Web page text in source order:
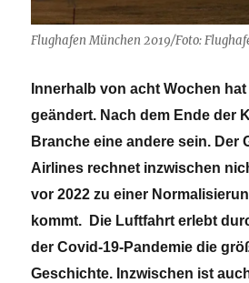
Flughafen München 2019/Foto:
Innerhalb von acht Wochen
geändert. Nach dem Ende der
Branche eine andere sein. Der
Airlines rechnet inzwischen
vor 2022 zu einer
kommt. Die Luftfahrt erlebt
der Covid-19-Pandemie die
Geschichte. Inzwischen ist